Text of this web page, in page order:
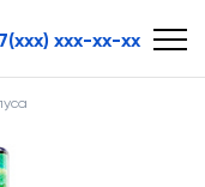
xxx-xx-xx